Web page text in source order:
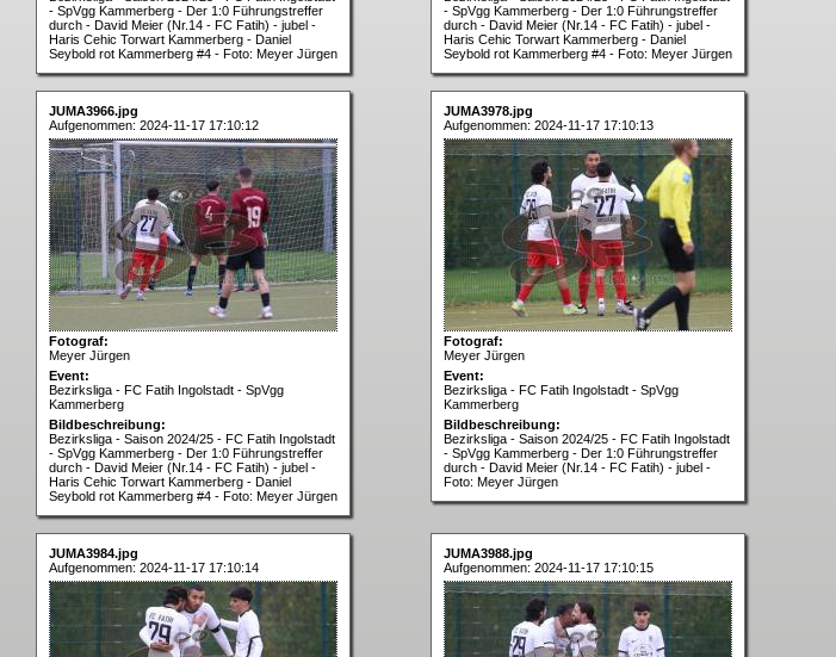
- SpVgg Kammerberg - Der 1:0 Führungstreffer
durch - David Meier (Nr.14 - FC Fatih) - jubel -
Haris Cehic Torwart Kammerberg - Daniel
Seybold rot Kammerberg #4 - Foto: Meyer Jürgen
- SpVgg Kammerberg - Der 1:0 Führungstreffer
durch - David Meier (Nr.14 - FC Fatih) - jubel -
Haris Cehic Torwart Kammerberg - Daniel
Seybold rot Kammerberg #4 - Foto: Meyer Jürgen
JUMA3966.jpg
Aufgenommen: 2024-11-17 17:10:12
Fotograf:
Meyer Jürgen
Event:
Bezirksliga - FC Fatih Ingolstadt - SpVgg
Kammerberg
Bildbeschreibung:
Bezirksliga - Saison 2024/25 - FC Fatih Ingolstadt
- SpVgg Kammerberg - Der 1:0 Führungstreffer
durch - David Meier (Nr.14 - FC Fatih) - jubel -
Haris Cehic Torwart Kammerberg - Daniel
Seybold rot Kammerberg #4 - Foto: Meyer Jürgen
JUMA3978.jpg
Aufgenommen: 2024-11-17 17:10:13
Fotograf:
Meyer Jürgen
Event:
Bezirksliga - FC Fatih Ingolstadt - SpVgg
Kammerberg
Bildbeschreibung:
Bezirksliga - Saison 2024/25 - FC Fatih Ingolstadt
- SpVgg Kammerberg - Der 1:0 Führungstreffer
durch - David Meier (Nr.14 - FC Fatih) - jubel -
Foto: Meyer Jürgen
JUMA3984.jpg
Aufgenommen: 2024-11-17 17:10:14
JUMA3988.jpg
Aufgenommen: 2024-11-17 17:10:15